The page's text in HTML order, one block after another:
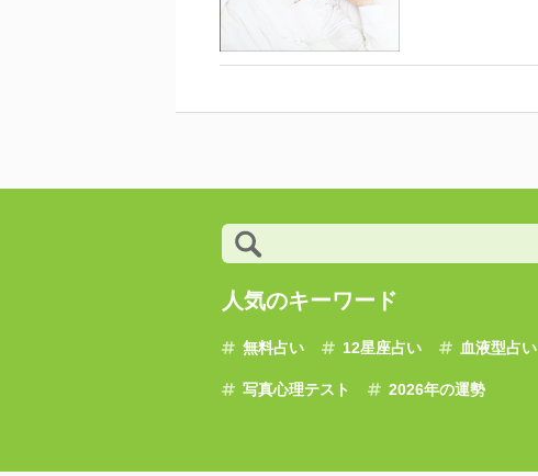
人気のキーワード
無料占い 12星座占い 血液型占い
写真心理テスト 2026年の運勢